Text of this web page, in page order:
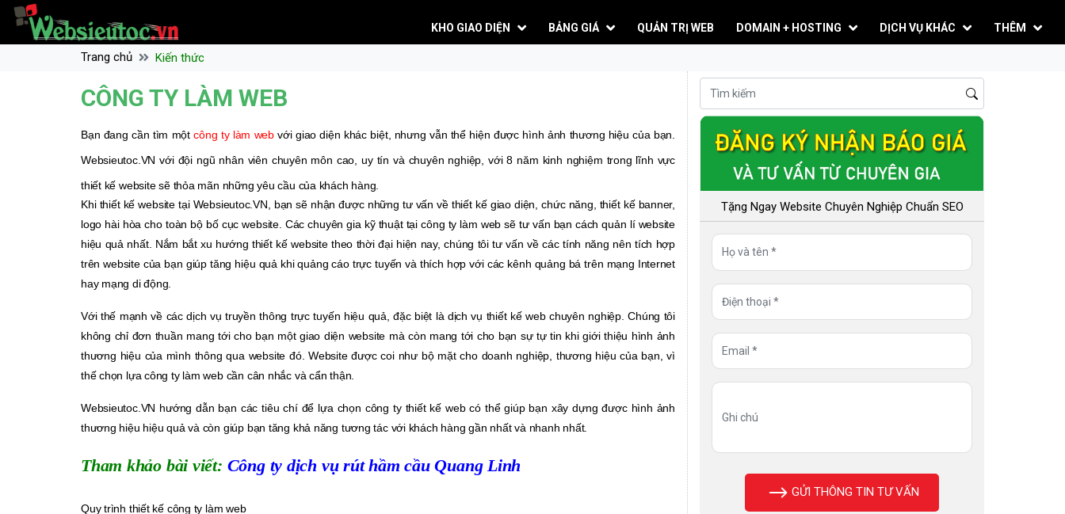
KHO GIAO DIỆN BẢNG GIÁ QUẢN TRỊ WEB DOMAIN + HOSTING DỊCH VỤ KHÁC THÊM
Trang chủ Kiến thức
CÔNG TY LÀM WEB
Bạn đang cần tìm mộtcông ty làm webvới giao diện khác biệt, nhưng vẫn thể hiện được hình ảnh thương hiệu của bạn.
Websieutoc.VN với đội ngũ nhân viên chuyên môn cao, uy tín và chuyên nghiệp, với 8 năm kinh nghiệm trong lĩnh vực
thiết kế website sẽ thỏa mãn những yêu cầu của khách hàng.
Khi thiết kế website tại Websieutoc.VN, bạn sẽ nhận được những tư vấn về thiết kế giao diện, chức năng, thiết kế banner,
logo hài hòa cho toàn bộ bố cục website. Các chuyên gia kỹ thuật tại công ty làm web sẽ tư vấn bạn cách quản lí website
hiệu quả nhất. Nắm bắt xu hướng thiết kế website theo thời đại hiện nay, chúng tôi tư vấn về các tính năng nên tích hợp
trên website của bạn giúp tăng hiệu quả khi quảng cáo trực tuyến và thích hợp với các kênh quảng bá trên mạng Internet
hay mạng di động.
Với thế mạnh về các dịch vụ truyền thông trực tuyến hiệu quả, đặc biệt là dịch vụ thiết kế web chuyên nghiệp. Chúng tôi
không chỉ đơn thuần mang tới cho bạn một giao diện website mà còn mang tới cho bạn sự tự tin khi giới thiệu hình ảnh
thương hiệu của mình thông qua website đó. Website được coi như bộ mặt cho doanh nghiệp, thương hiệu của bạn, vì
thế chọn lựa công ty làm web cần cân nhắc và cẩn thận.
Websieutoc.VN hướng dẫn bạn các tiêu chí để lựa chọn công ty thiết kế web có thể giúp bạn xây dựng được hình ảnh
thương hiệu hiệu quả và còn giúp bạn tăng khả năng tương tác với khách hàng gần nhất và nhanh nhất.
Tham khảo bài viết: Công ty dịch vụ rút hầm cầu Quang Linh
Quy trình thiết kế công ty làm web
Tặng Ngay Website Chuyên Nghiệp Chuẩn SEO
GỬI THÔNG TIN TƯ VẤN